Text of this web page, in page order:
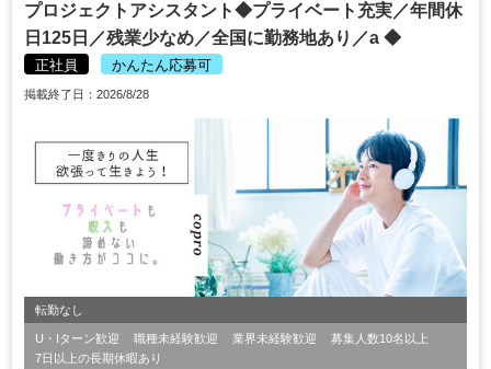
プロジェクトアシスタント◆プライベート充実／年間休
日125日／残業少なめ／全国に勤務地あり／a ◆
正社員 かんたん応募可
掲載終了日：2026/8/28
転勤なし
U・Iターン歓迎 職種未経験歓迎 業界未経験歓迎
募集人数10名以上
7日以上の長期休暇あり